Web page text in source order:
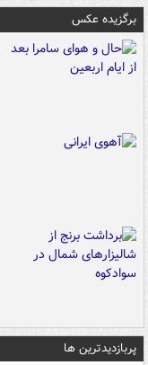
برگزیده عکس
پربازدیدترین ها